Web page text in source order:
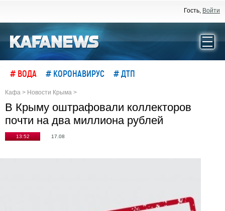
Гость, Войти
# ВОДА # КОРОНАВИРУС # ДТП
Кафа > Новости Крыма >
В Крыму оштрафовали коллекторов
почти на два миллиона рублей
13:52 17.08